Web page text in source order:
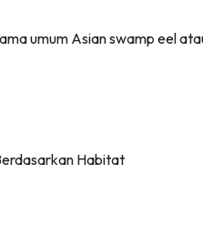
umum Asian swamp eel